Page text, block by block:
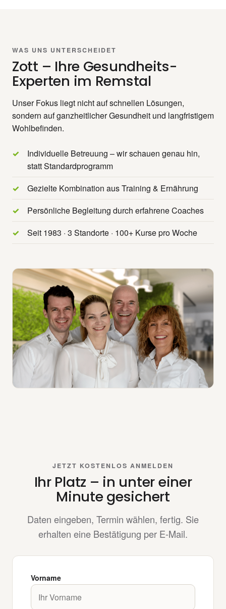
WAS UNS UNTERSCHEIDET
Zott – Ihre Gesundheits-
Experten im Remstal
Unser Fokus liegt nicht auf schnellen Lösungen,
sondern auf ganzheitlicher Gesundheit und langfristigem
Wohlbefinden.
Individuelle Betreuung – wir schauen genau hin,
statt Standardprogramm
Gezielte Kombination aus Training & Ernährung
Persönliche Begleitung durch erfahrene Coaches
Seit 1983 · 3 Standorte · 100+ Kurse pro Woche
JETZT KOSTENLOS ANMELDEN
Ihr Platz – in unter einer
Minute gesichert
Daten eingeben, Termin wählen, fertig. Sie
erhalten eine Bestätigung per E-Mail.
Vorname